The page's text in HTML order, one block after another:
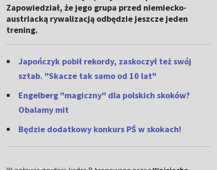
Zapowiedział, że jego grupa przed niemiecko-
austriacką rywalizacją odbędzie jeszcze jeden
trening.
Japończyk pobił rekordy, zaskoczył też swój
sztab. "Skacze tak samo od 10 lat"
Engelberg "magiczny" dla polskich skoków?
Obalamy mit
Będzie dodatkowy konkurs PŚ w skokach!